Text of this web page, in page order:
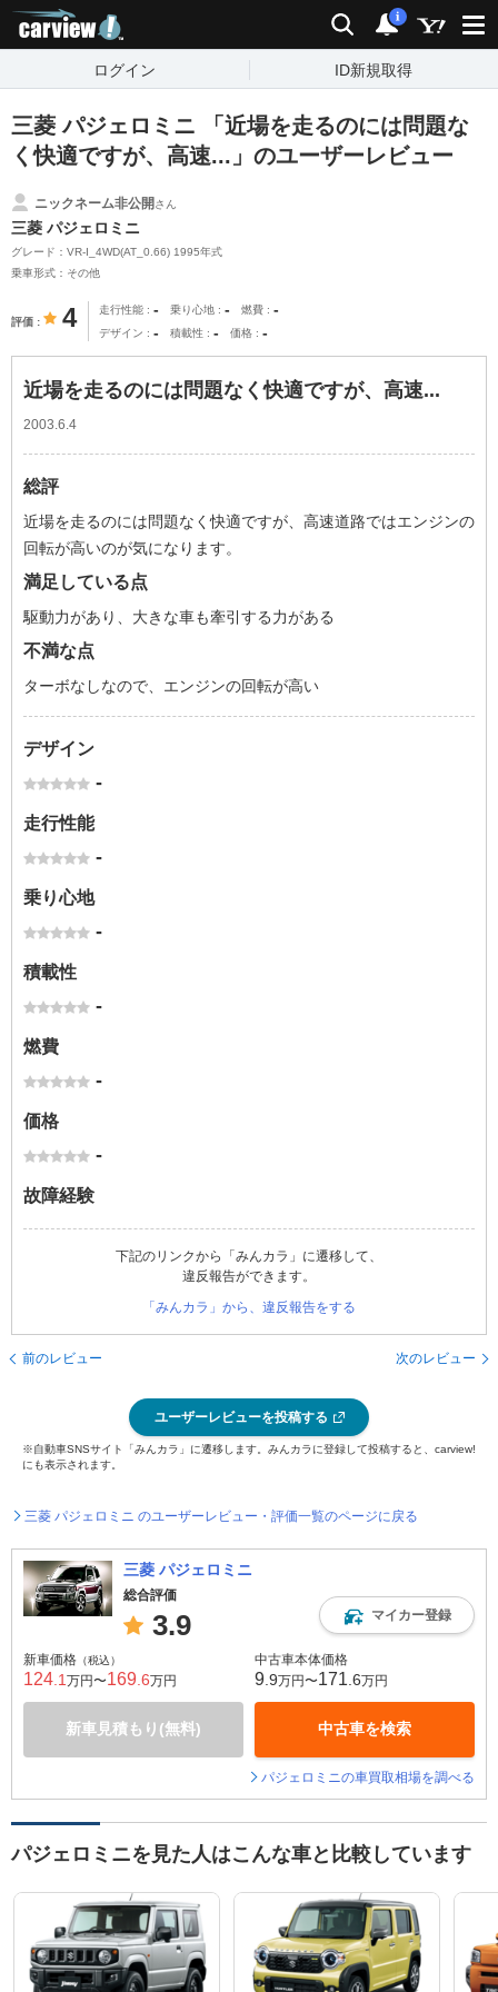
検索 通知
i
ログイン ID新規取得
三菱 パジェロミニ 「近場を走るのには問題な
く快適ですが、高速...」のユーザーレビュー
ニックネーム非公開さん
三菱 パジェロミニ
グレード：VR-I_4WD(AT_0.66) 1995年式
乗車形式：その他
評価 4 走行性能 - 乗り心地 - 燃費 -
デザイン - 積載性 - 価格 -
近場を走るのには問題なく快適ですが、高速...
2003.6.4
総評
近場を走るのには問題なく快適ですが、高速道路ではエンジンの
回転が高いのが気になります。
満足している点
駆動力があり、大きな車も牽引する力がある
不満な点
ターボなしなので、エンジンの回転が高い
デザイン
-
走行性能
-
乗り心地
-
積載性
-
燃費
-
価格
-
故障経験
下記のリンクから「みんカラ」に遷移して、
違反報告ができます。
「みんカラ」から、違反報告をする
前のレビュー 次のレビュー
ユーザーレビューを投稿する
※自動車SNSサイト「みんカラ」に遷移します。みんカラに登録して投稿すると、carview!
にも表示されます。
三菱 パジェロミニ のユーザーレビュー・評価一覧のページに戻る
三菱 パジェロミニ
総合評価
3.9 マイカー登録
新車価格 （税込）
124 .1 万円〜169 .6万円
新車見積もり(無料)
中古車本体価格
9 .9万円〜171 .6万円
中古車を検索
パジェロミニの車買取相場を調べる
パジェロミニを見た人はこんな車と比較しています